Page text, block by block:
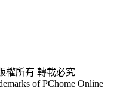
權所有 轉載必究
of PChome Online